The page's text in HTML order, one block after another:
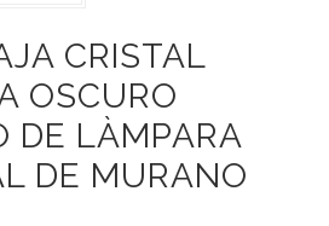
CRISTAL
OSCURO
DE LÀMPARA
DE MURANO